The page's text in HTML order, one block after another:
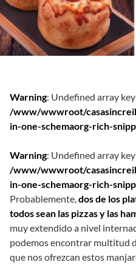
Warning: Undefined array
/www/wwwroot/
in-one-schemaorg-rich-
Warning: Undefined array
/www/wwwroot/
in-one-schemaorg-rich-
Probablemente, dos de los
todos sean las pizzas y las
muy extendido a nivel
podemos encontrar multitud
que nos ofrezcan estos